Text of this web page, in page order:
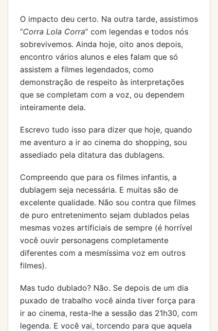
O impacto deu certo. Na outra tarde, assistimos
“Corra Lola Corra” com legendas e todos nós
sobrevivemos. Ainda hoje, oito anos depois,
encontro vários alunos e eles falam que só
assistem a filmes legendados, como
demonstração de respeito às interpretações
que se completam com a voz, ou dependem
inteiramente dela.
Escrevo tudo isso para dizer que hoje, quando
me aventuro a ir ao cinema do shopping, sou
assediado pela ditatura das dublagens.
Compreendo que para os filmes infantis, a
dublagem seja necessária. E muitas são de
excelente qualidade. Não sou contra que filmes
de puro entretenimento sejam dublados pelas
mesmas vozes artificiais de sempre (é horrível
você ouvir personagens completamente
diferentes com a mesmíssima voz em outros
filmes).
Mas tudo dublado? Não. Se depois de um dia
puxado de trabalho você ainda tiver força para
ir ao cinema, resta-lhe a sessão das 21h30, com
legenda. E você vai, torcendo para que aquela